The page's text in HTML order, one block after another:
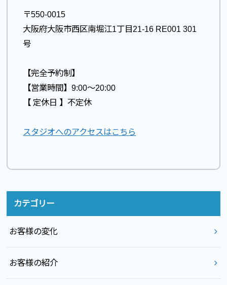
〒550-0015
大阪府大阪市西区南堀江1丁目21-16 RE001 301
号
【完全予約制】
【営業時間】9:00〜20:00
【 定休日 】不定休
スタジオへのアクセスはこちら
カテゴリー
お客様の変化
お客様の紹介